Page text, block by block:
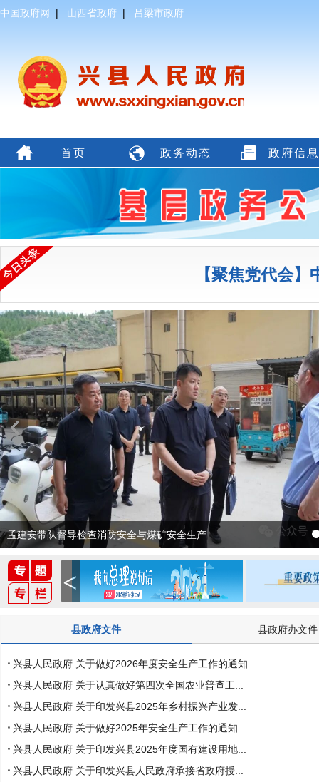
中国政府网 | 山西省政府 | 吕梁市政府
首页 政务动态 政府信
【聚焦党代会
孟建安带队督导检查消防安全与煤矿安全生产
县政府文件 县政府办文件
兴县人民政府 关于做好2026年度安全生产工作的通知
兴县人民政府 关于认真做好第四次全国农业普查工...
兴县人民政府 关于印发兴县2025年乡村振兴产业发...
兴县人民政府 关于做好2025年安全生产工作的通知
兴县人民政府 关于印发兴县2025年度国有建设用地...
兴县人民政府 关于印发兴县人民政府承接省政府授...